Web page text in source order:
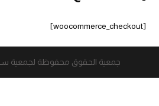
[woocommerce_checkout]
جمعية الحقوق محفوظة لجمعية